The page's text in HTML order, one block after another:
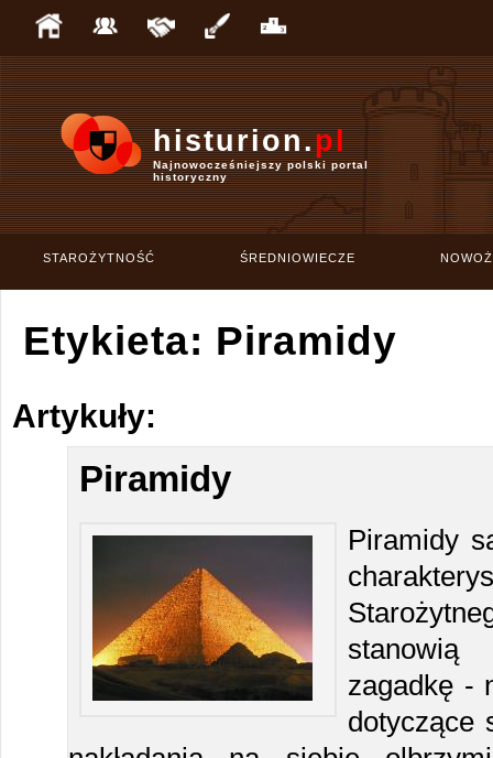
histurion.pl
Najnowocześniejszy polski portal
historyczny
STAROŻYTNOŚĆ ŚREDNIOWIECZE
Etykieta: Piramidy
Artykuły:
Piramidy
Piramidy
stanowią
zagadkę -
dotyczące